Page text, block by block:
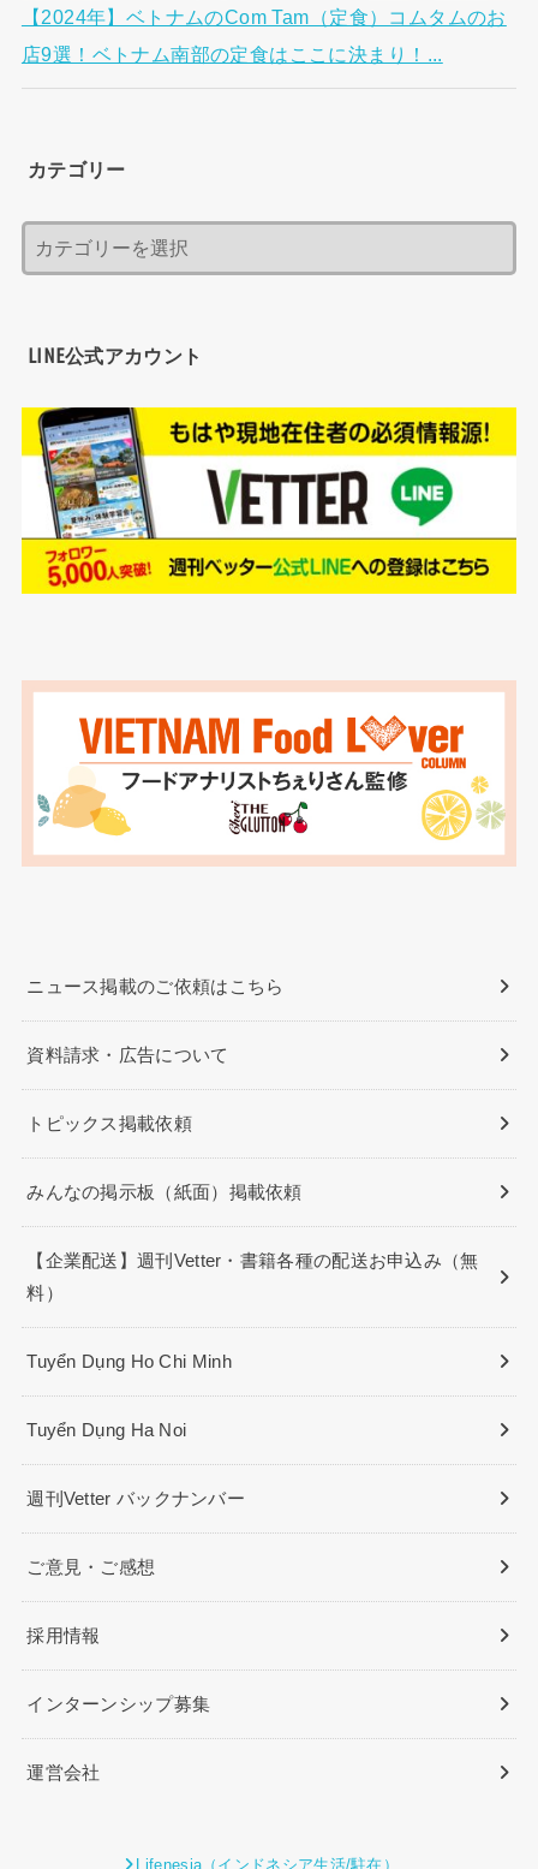
【2024年】ベトナムのCom Tam（定食）コムタムのお
店9選！ベトナム南部の定食はここに決まり！...
カテゴリー
LINE公式アカウント
ニュース掲載のご依頼はこちら
資料請求・広告について
トピックス掲載依頼
みんなの掲示板（紙面）掲載依頼
【企業配送】週刊Vetter・書籍各種の配送お申込み（無
料）
Tuyển Dụng Ho Chi Minh
Tuyển Dụng Ha Noi
週刊Vetter バックナンバー
ご意見・ご感想
採用情報
インターンシップ募集
運営会社
Lifenesia（インドネシア生活/駐在）